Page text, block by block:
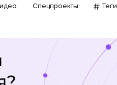
Спецпроекты Теги